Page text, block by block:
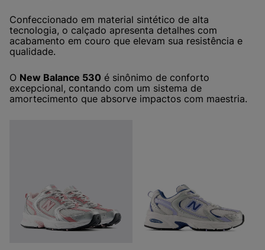
Confeccionado em material sintético de alta
tecnologia, o calçado apresenta detalhes com
acabamento em couro que elevam sua resistência e
qualidade.
O New Balance 530 é sinônimo de conforto
excepcional, contando com um sistema de
amortecimento que absorve impactos com maestria.